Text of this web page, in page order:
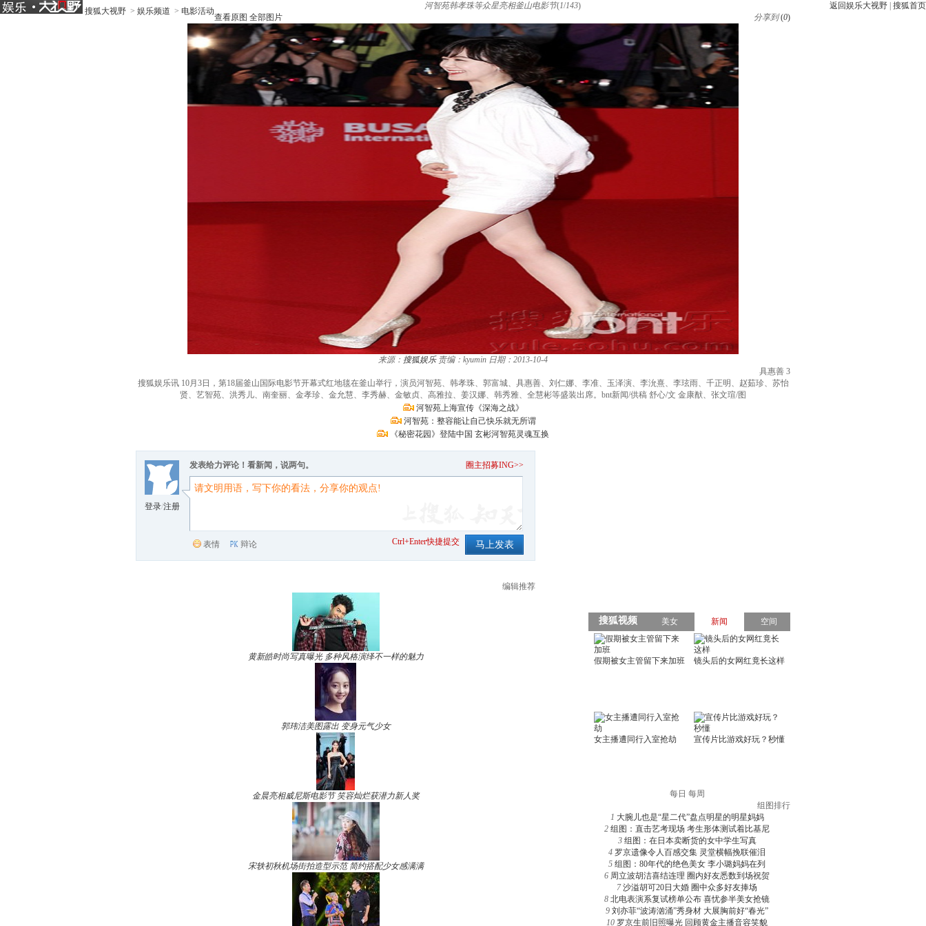
搜狐大视野 > 娱乐频道 > 电影活动
返回娱乐大视野 搜狐首页
河智苑韩孝珠等众星亮相釜山电影节(1/143)
查看原图 全部图片 分享到 (0)
来源： 搜狐娱乐 责编：kyumin 日期：2013-10-4
具惠善 3
搜狐娱乐讯 10月3日，第18届釜山国际电影节开幕式红地毯在釜山举行，演员河智苑、韩孝珠、郭富城、具惠善、刘仁娜、李准、玉泽演、李沇熹、李玹雨、千正明、赵茹珍、苏怡
贤、艺智苑、洪秀儿、南奎丽、金孝珍、金允慧、李秀赫、金敏贞、高雅拉、姜汉娜、韩秀雅、全慧彬等盛装出席。bnt新闻/供稿 舒心/文 金康猷、张文瑄/图
河智苑上海宣传《深海之战》
河智苑：整容能让自己快乐就无所谓
《秘密花园》登陆中国 玄彬河智苑灵魂互换
登录/注册
发表给力评论！看新闻，说两句。 圈主招募ING>>
表情 辩论 Ctrl+Enter快捷提交
编辑推荐
黄新皓时尚写真曝光 多种风格演绎不一样的魅力
郭玮洁美图露出 变身元气少女
金晨亮相威尼斯电影节 笑容灿烂获潜力新人奖
宋轶初秋机场街拍造型示范 简约搭配少女感满满
每日 每周
组图排行
1 大腕儿也是“星二代”盘点明星的明星妈妈
2 组图：直击艺考现场 考生形体测试着比基尼
3 组图：在日本卖断货的女中学生写真
4 罗京遗像令人百感交集 灵堂横幅挽联催泪
5 组图：80年代的绝色美女 李小璐妈妈在列
6 周立波胡洁喜结连理 圈内好友悉数到场祝贺
7 沙溢胡可20日大婚 圈中众多好友捧场
8 北电表演系复试榜单公布 喜忧参半美女抢镜
9 刘亦菲“波涛汹涌”秀身材 大展胸前好“春光”
10 罗京生前旧照曝光 回顾黄金主播音容笑貌